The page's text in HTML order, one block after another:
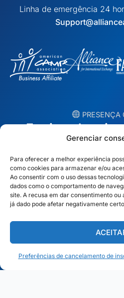
Gerenciar
Para oferecer a melhor experiência
como cookies para armazenar e/ou
Ao consentir com o uso dessas
dados como o comportamento de
site. A recusa em dar consentimento
já dado pode afetar negativamente
Preferências de cancelamento de
Linha de emergência 24
PRESENÇA
Equipes locais
EUA
Dubai
México
Espanha
Encontre a equipe